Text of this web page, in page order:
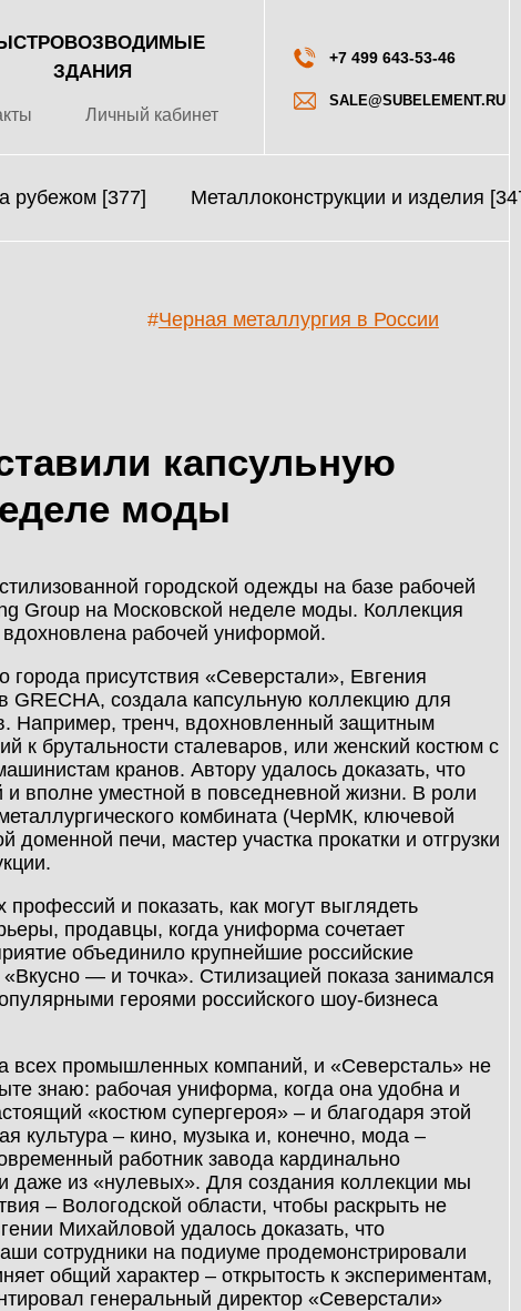
ЗДАНИЯ
Личный кабинет
+7 499 643-53-46
SALE@SUBELEMENT.RU
рубежом [377] Металлоконструкции и изделия
#Черная металлургия в России
капсульную
моды
городской одежды на базе рабочей
Group на Московской неделе моды. Коллекция
рабочей униформой.
присутствия «Северстали», Евгения
создала капсульную коллекцию для
Например, тренч, вдохновленный защитным
брутальности сталеваров, или женский костюм с
кранов. Автору удалось доказать, что
вполне уместной в повседневной жизни. В роли
комбината (ЧерМК, ключевой
печи, мастер участка прокатки и отгрузки
и показать, как могут выглядеть
продавцы, когда униформа сочетает
объединило крупнейшие российские
— и точка». Стилизацией показа занимался
героями российского шоу-бизнеса
промышленных компаний, и «Северсталь» не
знаю: рабочая униформа, когда она удобна и
«костюм супергероя» – и благодаря этой
культура – кино, музыка и, конечно, мода –
работник завода кардинально
даже из «нулевых». Для создания коллекции мы
– Вологодской области, чтобы раскрыть не
Михайловой удалось доказать, что
сотрудники на подиуме продемонстрировали
общий характер – открытость к экспериментам,
генеральный директор «Северстали»